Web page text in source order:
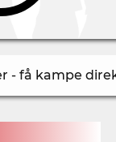
- få kampe